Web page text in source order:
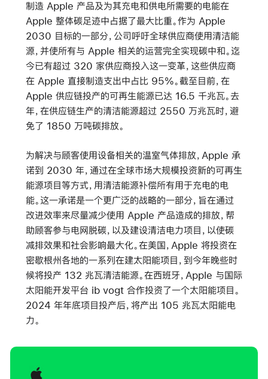
制造 Apple 产品及为其充电和供电所需要的电能在
Apple 整体碳足迹中占据了最大比重。作为 Apple
2030 目标的一部分，公司呼吁全球供应商使用清洁能
源，并使所有与 Apple 相关的运营完全实现碳中和。迄
今已有超过 320 家供应商投入这一变革，这些供应商
在 Apple 直接制造支出中占比 95%。截至目前，在
Apple 供应链投产的可再生能源已达 16.5 千兆瓦。去
年，在供应链生产的清洁能源超过 2550 万兆瓦时，避
免了 1850 万吨碳排放。
为解决与顾客使用设备相关的温室气体排放，Apple 承
诺到 2030 年，通过在全球市场大规模投资新的可再生
能源项目等方式，用清洁能源补偿所有用于充电的电
能。这一承诺是一个更广泛的战略的一部分，旨在通过
改进效率来尽量减少使用 Apple 产品造成的排放，帮
助顾客参与电网脱碳，以及建设清洁电力项目，以使碳
减排效果和社会影响最大化。在美国，Apple 将投资在
密歇根州各地的一系列在建太阳能项目，到今年晚些时
候将投产 132 兆瓦清洁能源。在西班牙，Apple 与国际
太阳能开发平台 ib vogt 合作投资了一个太阳能项目。
2024 年年底项目投产后，将产出 105 兆瓦太阳能电
力。